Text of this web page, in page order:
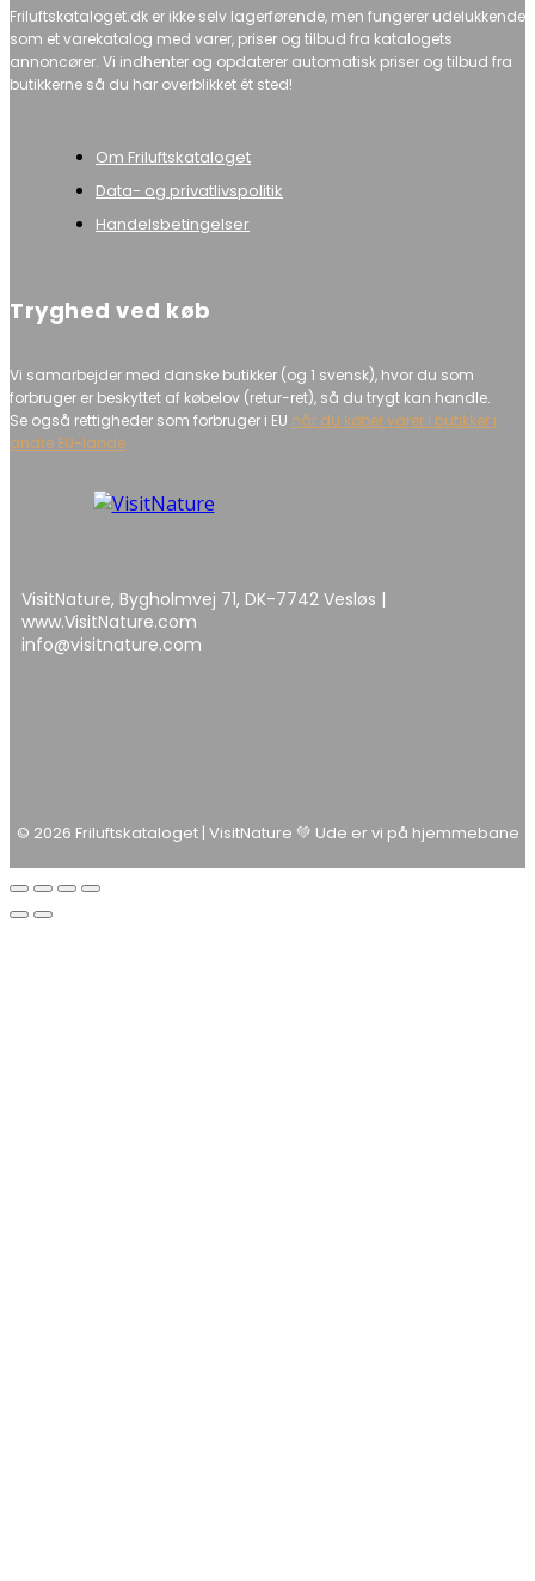
Friluftskataloget.dk er ikke selv lagerførende, men fungerer udelukkende
som et varekatalog med varer, priser og tilbud fra katalogets
annoncører. Vi indhenter og opdaterer automatisk priser og tilbud fra
butikkerne så du har overblikket ét sted!
Om Friluftskataloget
Data- og privatlivspolitik
Handelsbetingelser
Tryghed ved køb
Vi samarbejder med danske butikker (og 1 svensk), hvor du som
forbruger er beskyttet af købelov (retur-ret), så du trygt kan handle.
Se også rettigheder som forbruger i EU når du køber varer i butikker i
andre EU-lande
VisitNature, Bygholmvej 71, DK-7742 Vesløs |
www.VisitNature.com
info@visitnature.com
© 2026 Friluftskataloget | VisitNature 💚 Ude er vi på hjemmebane